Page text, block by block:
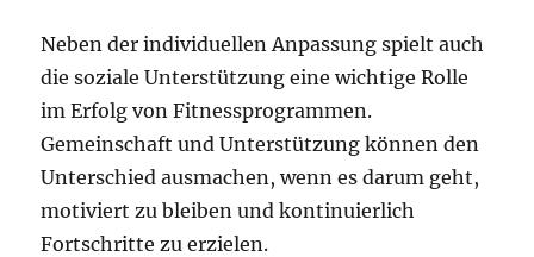
Neben der individuellen Anpassung spielt auch
die soziale Unterstützung eine wichtige Rolle
im Erfolg von Fitnessprogrammen.
Gemeinschaft und Unterstützung können den
Unterschied ausmachen, wenn es darum geht,
motiviert zu bleiben und kontinuierlich
Fortschritte zu erzielen.